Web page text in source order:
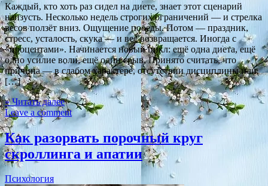
Каждый, кто хоть раз сидел на диете, знает этот сценарий
наизусть. Несколько недель строгих ограничений — и стрелка
весов ползёт вниз. Ощущение победы. Потом — праздник,
стресс, усталость, скука — и вес возвращается. Иногда с
«процентами». Начинается новый цикл: ещё одна диета, ещё
одно усилие воли, ещё один срыв. Принято считать, что
причина — в слабом характере, отсутствии дисциплины или
[…]
» Читать далее
Leave a comment
Как разорвать порочный круг
скроллинга и апатии
Психология